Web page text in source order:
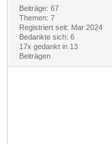
Beiträge: 67
Themen: 7
Registriert seit: Mar 2024
Bedankte sich: 6
17x gedankt in 13
Beiträgen